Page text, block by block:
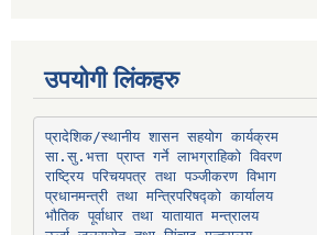
उपयोगी लिंकहरु
प्रादेशिक/स्थानीय शासन सहयोग कार्यक्रम
सा.सु.भत्ता प्राप्त गर्ने लाभग्राहिको विवरण
राष्ट्रिय परिचयपत्र तथा पञ्‍जीकरण विभाग
प्रधानमन्त्री तथा मन्त्रिपरिषद्को कार्यालय
भौतिक पूर्वाधार तथा यातायात मन्त्रालय